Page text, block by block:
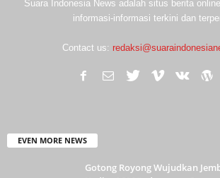
Suara Indonesia News adalah situs berita
informasi-informasi terkini dan
Contact us:
EVEN MORE NEWS
Gotong Royong Wujudkan